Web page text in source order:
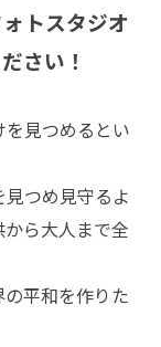
トスタジオ
さい！
を見つめるとい
つめ見守るよ
ら大人まで全
平和を作りた